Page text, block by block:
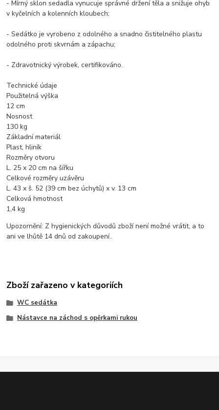
- Mírný sklon sedadla vynucuje správné držení těla a snižuje ohyb
v kyčelních a kolenních kloubech;
- Sedátko je vyrobeno z odolného a snadno čistitelného plastu
odolného proti skvrnám a zápachu;
- Zdravotnický výrobek, certifikováno.
Technické údaje
Použitelná výška
12 cm
Nosnost
130 kg
Základní materiál
Plast, hliník
Rozměry otvoru
L. 25 x 20 cm na šířku
Celkové rozměry uzávěru
L. 43 x š. 52 (39 cm bez úchytů) x v. 13 cm
Celková hmotnost
1,4 kg
Upozornění: Z hygienických důvodů zboží není možné vrátit, a to
ani ve lhůtě 14 dnů od zakoupení..
Zboží zařazeno v kategoriích
WC sedátka
Nástavce na záchod s opěrkami rukou